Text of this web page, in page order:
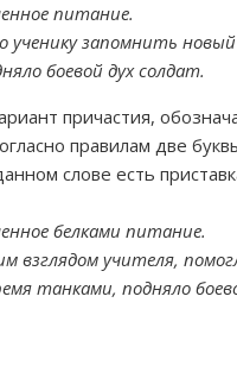
питание.
ученику запомнить
боевой дух солдат.
причастия,
правилам две
слове есть
белками питание.
взглядом учителя,
танками, подняло